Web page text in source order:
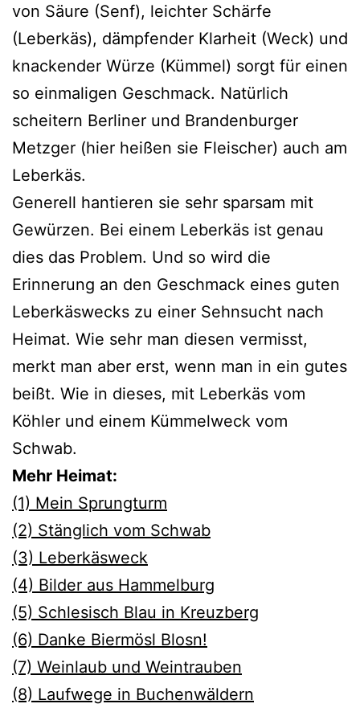
von Säure (Senf), leichter Schärfe
(Leberkäs), dämpfender Klarheit (Weck) und
knackender Würze (Kümmel) sorgt für einen
so einmaligen Geschmack. Natürlich
scheitern Berliner und Brandenburger
Metzger (hier heißen sie Fleischer) auch am
Leberkäs.
Generell hantieren sie sehr sparsam mit
Gewürzen. Bei einem Leberkäs ist genau
dies das Problem. Und so wird die
Erinnerung an den Geschmack eines guten
Leberkäswecks zu einer Sehnsucht nach
Heimat. Wie sehr man diesen vermisst,
merkt man aber erst, wenn man in ein gutes
beißt. Wie in dieses, mit Leberkäs vom
Köhler und einem Kümmelweck vom
Schwab.
Mehr Heimat:
(1) Mein Sprungturm
(2) Stänglich vom Schwab
(3) Leberkäsweck
(4) Bilder aus Hammelburg
(5) Schlesisch Blau in Kreuzberg
(6) Danke Biermösl Blosn!
(7) Weinlaub und Weintrauben
(8) Laufwege in Buchenwäldern